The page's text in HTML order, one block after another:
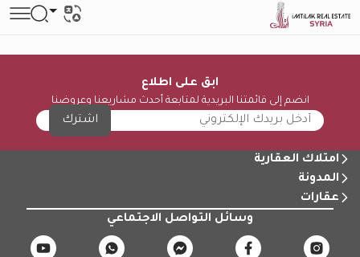
ابق على اطلاع
انضم إلى قائمتنا البريدية لمتابعة أحدث مشاريعنا وعروضنا
اشترك
امتلاك العقارية
المدونة
عقارات
وسائل التواصل الاجتماعي